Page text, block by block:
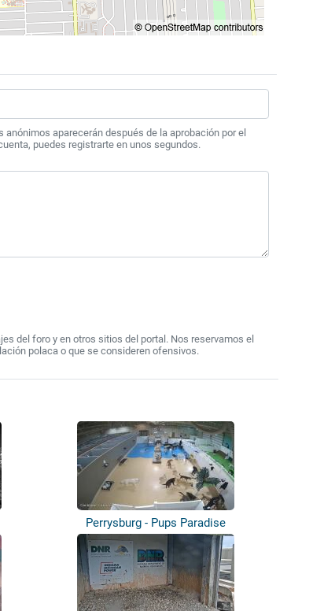
anónimos aparecerán después de la aprobación por el
puedes registrarte en unos segundos.
del foro y en otros sitios del portal. Nos reservamos el
polaca o que se consideren ofensivos.
Perrysburg - Pups Paradise